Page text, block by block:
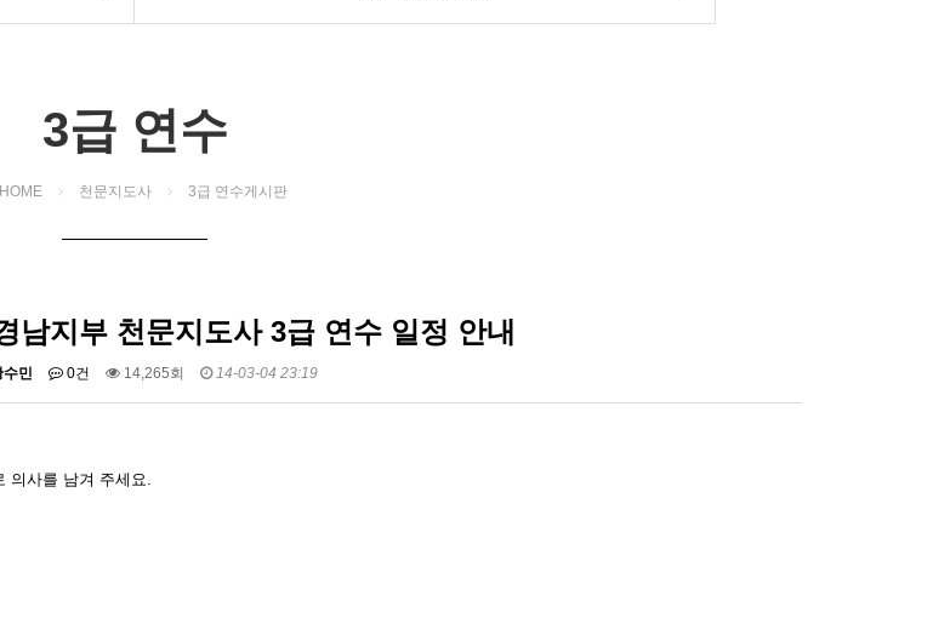
3급 연수
천문지도사 3급 연수게시판
남지부 천문지도사 3급 연수 일정 안내
수민 0건 14,265회 14-03-04 23:19
의사를 남겨 주세요.